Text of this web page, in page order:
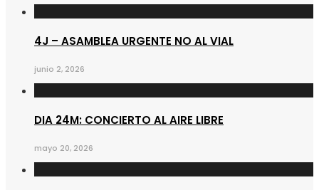
4J – ASAMBLEA URGENTE NO AL VIAL
junio 2, 2026
DIA 24M: CONCIERTO AL AIRE LIBRE
mayo 20, 2026